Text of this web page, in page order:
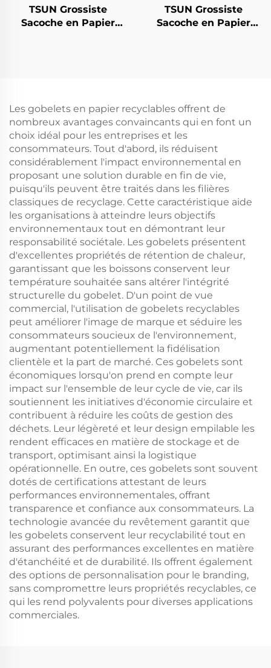
TSUN Grossiste
Sacoche en Papier
Impression Écran
TSUN Grossiste
Sacoche en Papier
Conditionnement
Plastique Artisanat
Les gobelets en papier recyclables offrent de
nombreux avantages convaincants qui en font un
choix idéal pour les entreprises et les
consommateurs. Tout d'abord, ils réduisent
considérablement l'impact environnemental en
proposant une solution durable en fin de vie,
puisqu'ils peuvent être traités dans les filières
classiques de recyclage. Cette caractéristique aide
les organisations à atteindre leurs objectifs
environnementaux tout en démontrant leur
responsabilité sociétale. Les gobelets présentent
d'excellentes propriétés de rétention de chaleur,
garantissant que les boissons conservent leur
température souhaitée sans altérer l'intégrité
structurelle du gobelet. D'un point de vue
commercial, l'utilisation de gobelets recyclables
peut améliorer l'image de marque et séduire les
consommateurs soucieux de l'environnement,
augmentant potentiellement la fidélisation
clientèle et la part de marché. Ces gobelets sont
économiques lorsqu'on prend en compte leur
impact sur l'ensemble de leur cycle de vie, car ils
soutiennent les initiatives d'économie circulaire et
contribuent à réduire les coûts de gestion des
déchets. Leur légèreté et leur design empilable les
rendent efficaces en matière de stockage et de
transport, optimisant ainsi la logistique
opérationnelle. En outre, ces gobelets sont souvent
dotés de certifications attestant de leurs
performances environnementales, offrant
transparence et confiance aux consommateurs. La
technologie avancée du revêtement garantit que
les gobelets conservent leur recyclabilité tout en
assurant des performances excellentes en matière
d'étanchéité et de durabilité. Ils offrent également
des options de personnalisation pour le branding,
sans compromettre leurs propriétés recyclables, ce
qui les rend polyvalents pour diverses applications
commerciales.